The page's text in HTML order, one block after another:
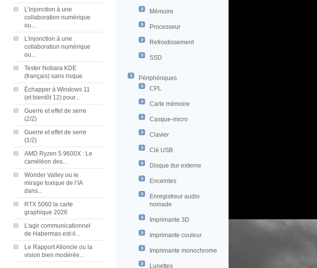
Mémoire
Processeur
Refroidissement
SSD
Périphériques
CPL
Carte mémoire
Casque-micro
Clavier
Clé USB
Disque dur externe
Enceintes
Enregistreur audio
nomade
Imprimante 3D
Imprimante couleur
Imprimante monochrome
Lunettes
L'injonction à une
collaboration numérique
ou...
L'injonction à une
collaboration numérique
ou...
Tester Nobara KDE
(français) sans risque
Échapper à Windows 11
(et bientôt 12) pour...
Guerre et effet de serre
(2/2)
Guerre et effet de serre
(1/2)
AMD Ryzen 5 9600X : Le
caméléon des...
Wonder Valley ou le
mirage toxique de l’IA
dans...
RTX 5060 la carte
graphique 2026
L'agir communicationnel
de Habermas est-il...
Le Rapport Alloncle ou la
vision bien modérée...